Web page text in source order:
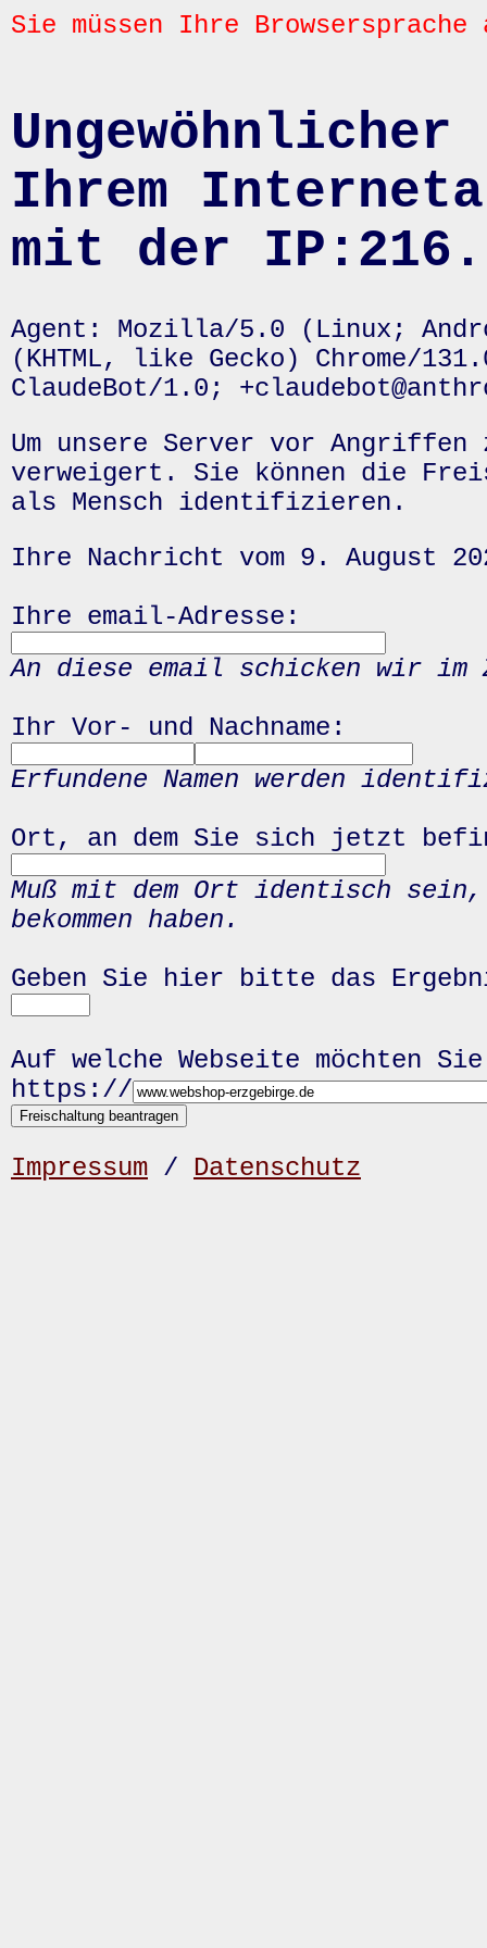
Sie müssen Ihre
Ihrem
mit der
Agent: Mozilla/5.0 (Linux;
(KHTML, like Gecko) Chrome/
ClaudeBot/1.0;
Um unsere Server vor
verweigert. Sie können die
als Mensch identifizieren.
Ihre Nachricht vom 9. August
Ihre email-Adresse:
An diese email schicken wir
Ihr Vor- und Nachname:
Erfundene Namen werden
Ort, an dem Sie sich jetzt
Muß mit dem Ort identisch
bekommen haben.
Geben Sie hier bitte das
Auf welche Webseite möchten
https://
Impressum / Datenschutz